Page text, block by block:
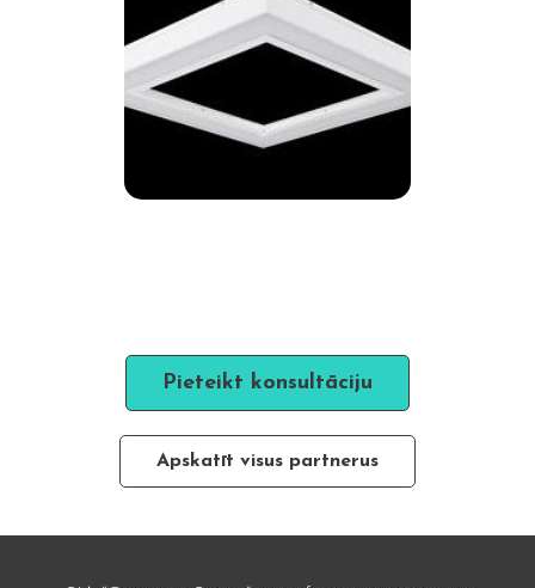
Pieteikt konsultāciju
Apskatīt visus partnerus